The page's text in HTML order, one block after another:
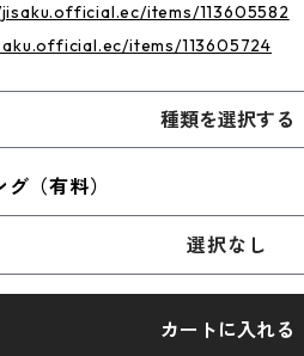
items/113605582
items/113605724
種類を選択する
（有料）
選択なし
カートに入れる